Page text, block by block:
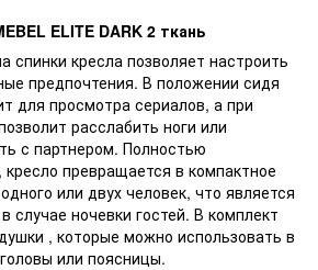
ELITE DARK 2 ткань
спинки кресла позволяет настроить
предпочтения. В положении сидя
для просмотра сериалов, а при
расслабить ноги или
с партнером. Полностью
превращается в компактное
или двух человек, что является
случае ночевки гостей. В комплект
, которые можно использовать в
или поясницы.